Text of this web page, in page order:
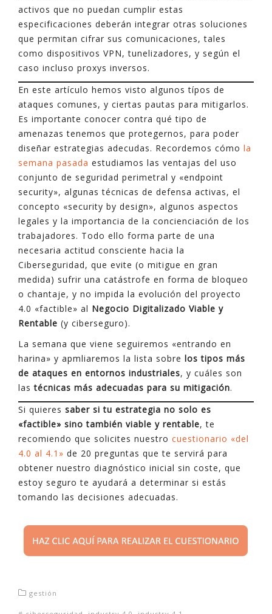
activos que no puedan cumplir estas
especificaciones deberán integrar otras soluciones
que permitan cifrar sus comunicaciones, tales
como dispositivos VPN, tunelizadores, y según el
caso incluso proxys inversos.
En este artículo hemos visto algunos típos de
ataques comunes, y ciertas pautas para mitigarlos.
Es importante conocer contra qué tipo de
amenazas tenemos que protegernos, para poder
diseñar estrategias adecudas. Recordemos cómo la
semana pasada estudiamos las ventajas del uso
conjunto de seguridad perimetral y «endpoint
security», algunas técnicas de defensa activas, el
concepto «security by design», algunos aspectos
legales y la importancia de la concienciación de los
trabajadores. Todo ello forma parte de una
necesaria actitud consciente hacia la
Ciberseguridad, que evite (o mitigue en gran
medida) sufrir una catástrofe en forma de bloqueo
o chantaje, y no impida la evolución del proyecto
4.0 «factible» al Negocio Digitalizado Viable y
Rentable (y ciberseguro).
La semana que viene seguiremos «entrando en
harina» y apmliaremos la lista sobre los tipos más
de ataques en entornos industriales, y cuáles son
lastécnicas más adecuadas para su mitigación.
Si quieres saber si tu estrategia no solo es
«factible» sino también viable y rentable, te
recomiendo que solicites nuestro cuestionario «del
4.0 al 4.1» de 20 preguntas que te servirá para
obtener nuestro diagnóstico inicial sin coste, que
estoy seguro te ayudará a determinar si estás
tomando las decisiones adecuadas.
gestión